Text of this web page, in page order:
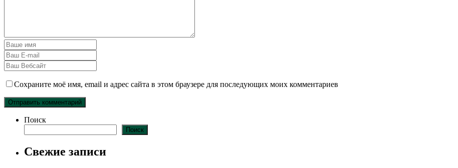
Сохраните моё имя, email и адрес сайта в этом браузере для последующих моих комментариев
Поиск
Поиск
Свежие записи